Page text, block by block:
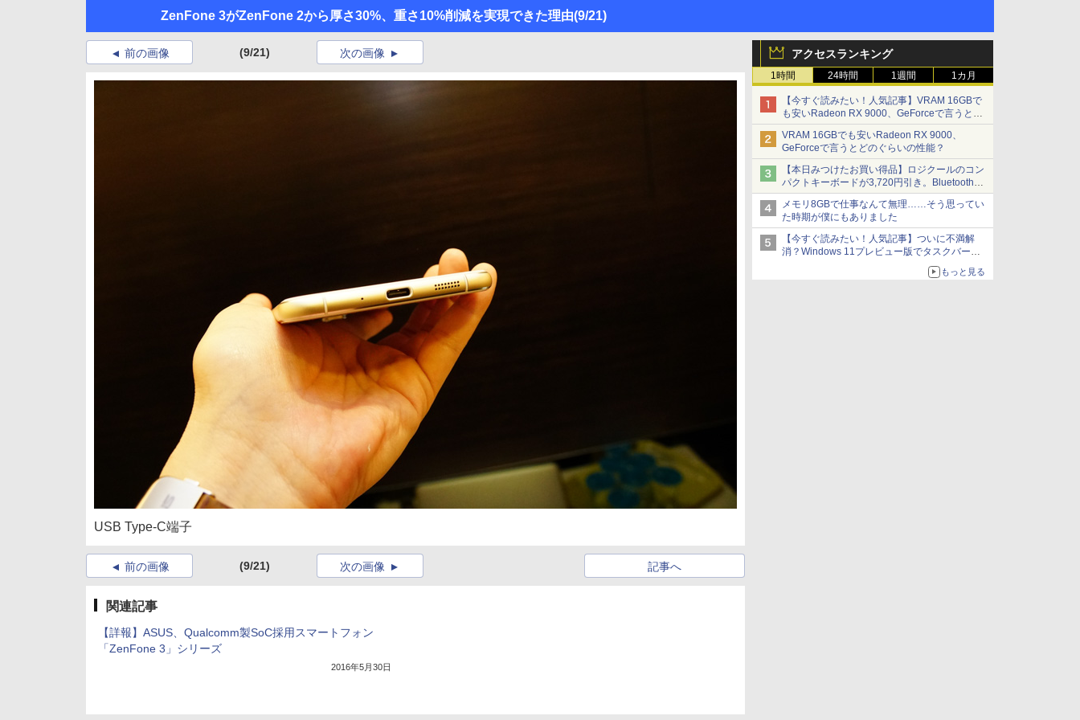
ZenFone 3がZenFone 2から厚さ30%、重さ10%削減を実現できた理由(9/21)
アクセスランキング
1時間 24時間 1週間 1カ月
【今すぐ読みたい！人気記事】VRAM 16GBで
も安いRadeon RX 9000、GeForceで言うとど
のぐらいの性能？ - PC Watch
VRAM 16GBでも安いRadeon RX 9000、
GeForceで言うとどのぐらいの性能？
【本日みつけたお買い得品】ロジクールのコン
パクトキーボードが3,720円引き。Bluetoothで3
台接続対応
メモリ8GBで仕事なんて無理……そう思ってい
た時期が僕にもありました
【今すぐ読みたい！人気記事】ついに不満解
消？Windows 11プレビュー版でタスクバーの
もっと見る
前の画像 (9/21) 次の画像
USB Type-C端子
前の画像 (9/21) 記事へ
次の画像
関連記事
【詳報】ASUS、Qualcomm製SoC採用スマートフォン
「ZenFone 3」シリーズ
2016年5月30日